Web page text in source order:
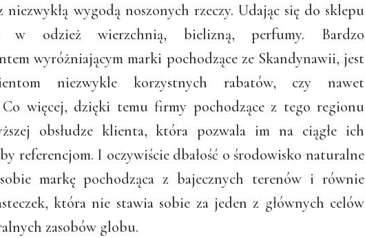
wygodą noszonych rzeczy. Udając się do sklepu
w odzież wierzchnią, bielizną, perfumy. Bardzo
wyróżniającym marki pochodzące ze Skandynawii, jest
niezwykle korzystnych rabatów, czy nawet
więcej, dzięki temu firmy pochodzące z tego regionu
obsłudze klienta, która pozwala im na ciągłe ich
referencjom. I oczywiście dbałość o środowisko naturalne
markę pochodząca z bajecznych terenów i równie
która nie stawia sobie za jeden z głównych celów
zasobów globu.